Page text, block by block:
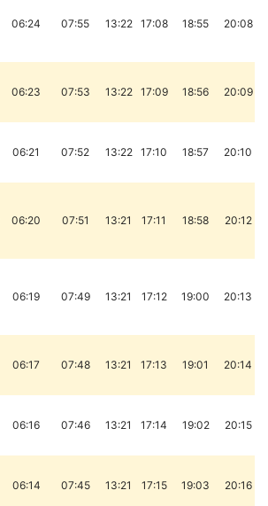
06:24 07:55 13:22 17:08 18:55 20:08
06:23 07:53 13:22 17:09 18:56 20:09
06:21 07:52 13:22 17:10 18:57 20:10
06:20 07:51 13:21 17:11 18:58 20:12
06:19 07:49 13:21 17:12 19:00 20:13
06:17 07:48 13:21 17:13 19:01 20:14
06:16 07:46 13:21 17:14 19:02 20:15
06:14 07:45 13:21 17:15 19:03 20:16